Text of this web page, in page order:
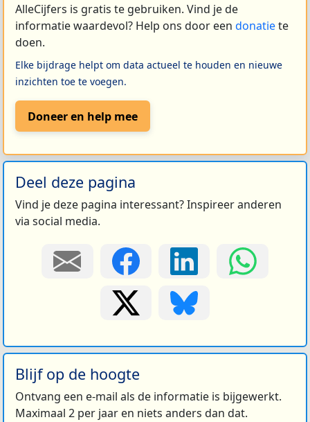
AlleCijfers is gratis te gebruiken. Vind je de
informatie waardevol? Help ons door een donatiete
doen.
Elke bijdrage helpt om data actueel te houden en nieuwe
inzichten toe te voegen.
Doneer en help mee
Deel deze pagina
Vind je deze pagina interessant? Inspireer anderen
via social media.
Blijf op de hoogte
Ontvang een e-mail als de informatie is bijgewerkt.
Maximaal 2 per jaar en niets anders dan dat.